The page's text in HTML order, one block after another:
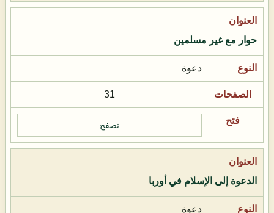
حوار مع غير مسلمين
دعوة
31
تصفح
الدعوة إلى الإسلام في أوربا
دعوة